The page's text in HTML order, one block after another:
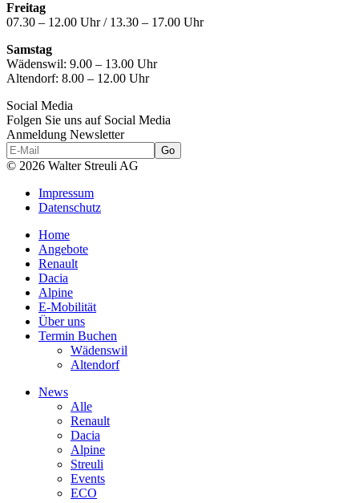
Freitag
07.30 – 12.00 Uhr / 13.30 – 17.00 Uhr
Samstag
Wädenswil: 9.00 – 13.00 Uhr
Altendorf: 8.00 – 12.00 Uhr
Social Media
Folgen Sie uns auf Social Media
Anmeldung Newsletter
© 2026 Walter Streuli AG
Impressum
Datenschutz
Home
Angebote
Renault
Dacia
Alpine
E-Mobilität
Über uns
Termin Buchen
Wädenswil
Altendorf
News
Alle
Renault
Dacia
Alpine
Streuli
Events
ECO